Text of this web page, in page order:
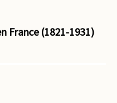
France (1821-1931)